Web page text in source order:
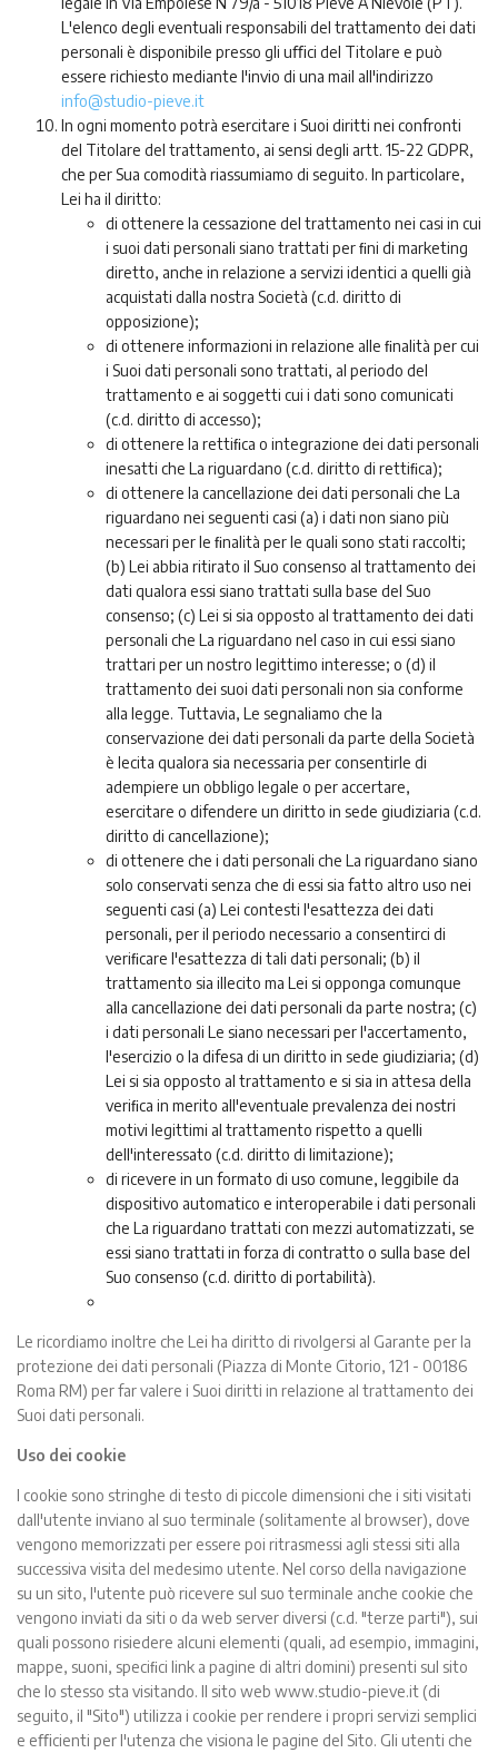
L'elenco degli eventuali responsabili del trattamento dei dati
personali è disponibile presso gli uﬃci del Titolare e può
essere richiesto mediante l'invio di una mail all'indirizzo
info@studio-pieve.it
In ogni momento potrà esercitare i Suoi diritti nei confronti
del Titolare del trattamento, ai sensi degli artt. 15-22 GDPR,
che per Sua comodità riassumiamo di seguito. In particolare,
Lei ha il diritto:
di ottenere la cessazione del trattamento nei casi in cui
i suoi dati personali siano trattati per ﬁni di marketing
diretto, anche in relazione a servizi identici a quelli già
acquistati dalla nostra Società (c.d. diritto di
opposizione);
di ottenere informazioni in relazione alle ﬁnalità per cui
i Suoi dati personali sono trattati, al periodo del
trattamento e ai soggetti cui i dati sono comunicati
(c.d. diritto di accesso);
di ottenere la rettiﬁca o integrazione dei dati personali
inesatti che La riguardano (c.d. diritto di rettiﬁca);
di ottenere la cancellazione dei dati personali che La
riguardano nei seguenti casi (a) i dati non siano più
necessari per le ﬁnalità per le quali sono stati raccolti;
(b) Lei abbia ritirato il Suo consenso al trattamento dei
dati qualora essi siano trattati sulla base del Suo
consenso; (c) Lei si sia opposto al trattamento dei dati
personali che La riguardano nel caso in cui essi siano
trattari per un nostro legittimo interesse; o (d) il
trattamento dei suoi dati personali non sia conforme
alla legge. Tuttavia, Le segnaliamo che la
conservazione dei dati personali da parte della Società
è lecita qualora sia necessaria per consentirle di
adempiere un obbligo legale o per accertare,
esercitare o difendere un diritto in sede giudiziaria (c.d.
diritto di cancellazione);
di ottenere che i dati personali che La riguardano siano
solo conservati senza che di essi sia fatto altro uso nei
seguenti casi (a) Lei contesti l'esattezza dei dati
personali, per il periodo necessario a consentirci di
veriﬁcare l'esattezza di tali dati personali; (b) il
trattamento sia illecito ma Lei si opponga comunque
alla cancellazione dei dati personali da parte nostra; (c)
i dati personali Le siano necessari per l'accertamento,
l'esercizio o la difesa di un diritto in sede giudiziaria; (d)
Lei si sia opposto al trattamento e si sia in attesa della
veriﬁca in merito all'eventuale prevalenza dei nostri
motivi legittimi al trattamento rispetto a quelli
dell'interessato (c.d. diritto di limitazione);
di ricevere in un formato di uso comune, leggibile da
dispositivo automatico e interoperabile i dati personali
che La riguardano trattati con mezzi automatizzati, se
essi siano trattati in forza di contratto o sulla base del
Suo consenso (c.d. diritto di portabilità).
Le ricordiamo inoltre che Lei ha diritto di rivolgersi al Garante per la
protezione dei dati personali (Piazza di Monte Citorio, 121 - 00186
Roma RM) per far valere i Suoi diritti in relazione al trattamento dei
Suoi dati personali.
Uso dei cookie
I cookie sono stringhe di testo di piccole dimensioni che i siti visitati
dall'utente inviano al suo terminale (solitamente al browser), dove
vengono memorizzati per essere poi ritrasmessi agli stessi siti alla
successiva visita del medesimo utente. Nel corso della navigazione
su un sito, l'utente può ricevere sul suo terminale anche cookie che
vengono inviati da siti o da web server diversi (c.d. "terze parti"), sui
quali possono risiedere alcuni elementi (quali, ad esempio, immagini,
mappe, suoni, speciﬁci link a pagine di altri domini) presenti sul sito
che lo stesso sta visitando. Il sito web www.studio-pieve.it (di
seguito, il "Sito") utilizza i cookie per rendere i propri servizi semplici
e eﬃcienti per l'utenza che visiona le pagine del Sito. Gli utenti che